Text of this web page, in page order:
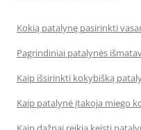
Kokią patalynę pasirinkti
Pagrindiniai patalynės
Kaip išsirinkti kokybišką
Kaip patalynė įtakoja miego